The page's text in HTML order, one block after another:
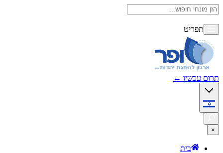
תפריט
תרום עכשיו ←
×
בית